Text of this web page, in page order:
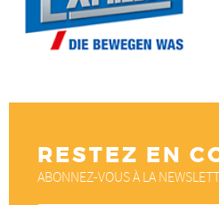
RESTEZ EN
ABONNEZ-VOUS À LA